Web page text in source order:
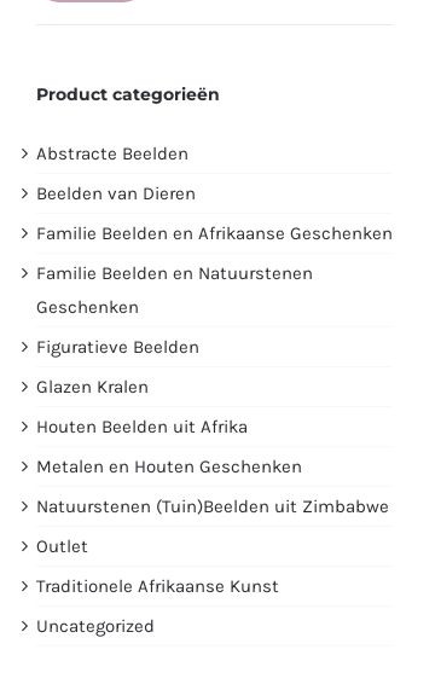
Product categorieën
Abstracte Beelden
Beelden van Dieren
Familie Beelden en Afrikaanse Geschenken
Familie Beelden en Natuurstenen
Geschenken
Figuratieve Beelden
Glazen Kralen
Houten Beelden uit Afrika
Metalen en Houten Geschenken
Natuurstenen (Tuin)Beelden uit Zimbabwe
Outlet
Traditionele Afrikaanse Kunst
Uncategorized